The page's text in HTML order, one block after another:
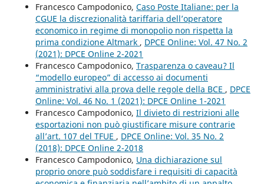
Francesco Campodonico, Caso Poste Italiane: per la
CGUE la discrezionalità tariffaria dell’operatore
economico in regime di monopolio non rispetta la
prima condizione Altmark , DPCE Online: Vol. 47 No. 2
(2021): DPCE Online 2-2021
Francesco Campodonico, Trasparenza o caveau? Il
“modello europeo” di accesso ai documenti
amministrativi alla prova delle regole della BCE , DPCE
Online: Vol. 46 No. 1 (2021): DPCE Online 1-2021
Francesco Campodonico, Il divieto di restrizioni alle
esportazioni non può giustificare misure contrarie
all’art. 107 del TFUE , DPCE Online: Vol. 35 No. 2
(2018): DPCE Online 2-2018
Francesco Campodonico, Una dichiarazione sul
proprio onore può soddisfare i requisiti di capacità